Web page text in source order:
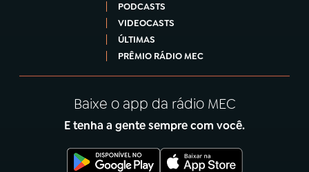
PODCASTS
VIDEOCASTS
ÚLTIMAS
PRÊMIO RÁDIO MEC
Baixe o app da rádio MEC
E tenha a gente sempre com você.